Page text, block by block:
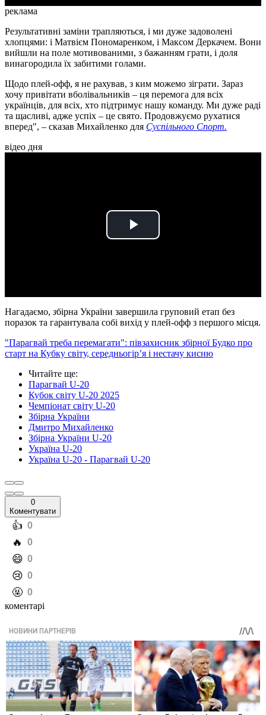
реклама
Результативні заміни трапляються, і ми дуже задоволені
хлопцями: і Матвієм Пономаренком, і Максом Деркачем. Вони
вийшли на поле мотивованими, з бажанням грати, і доля
винагородила їх забитими голами.
Щодо плей-офф, я не рахував, з ким можемо зіграти. Зараз
хочу привітати вболівальників – ця перемога для всіх
українців, для всіх, хто підтримує нашу команду. Ми дуже раді
та щасливі, адже успіх – це свято. Продовжуємо рухатися
вперед", – сказав Михайленко для Суспільного Спорт.
відео дня
Play
Нагадаємо, збірна України завершила груповий етап без
поразок та гарантувала собі вихід у плей-офф з першого місця.
"Парагвай треба перемагати": півзахисник збірної Будко про
старт на Кубку світу, середньогір’я і нестачу кисню
Читайте ще:
Парагвай U-20
Кубок світу U-20 2025
Чемпіонат світу U-20
Збірна України
Дмитро Михайленко
Збірна України U-20
Україна U-20
Україна U-20 - Парагвай U-20
0
Коментувати
️👍 0
️🔥 0
️😄 0
️😢 0
️🤬 0
коментарі